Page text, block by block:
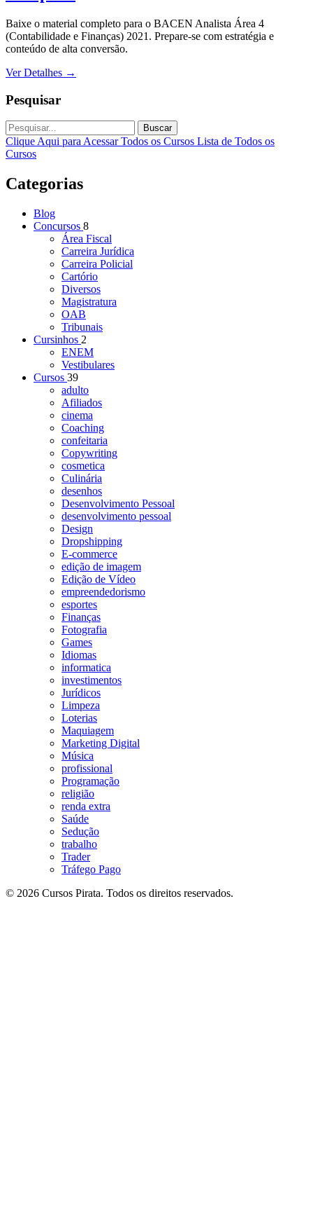
Baixe o material completo para o BACEN Analista Área 4
(Contabilidade e Finanças) 2021. Prepare-se com estratégia e
conteúdo de alta conversão.
Ver Detalhes →
Pesquisar
Buscar
Clique Aqui para Acessar Todos os Cursos Lista de Todos os
Cursos
Categorias
Blog
Concursos 8
Área Fiscal
Carreira Jurídica
Carreira Policial
Cartório
Diversos
Magistratura
OAB
Tribunais
Cursinhos 2
ENEM
Vestibulares
Cursos 39
adulto
Afiliados
cinema
Coaching
confeitaria
Copywriting
cosmetica
Culinária
desenhos
Desenvolvimento Pessoal
desenvolvimento pessoal
Design
Dropshipping
E-commerce
edição de imagem
Edição de Vídeo
empreendedorismo
esportes
Finanças
Fotografia
Games
Idiomas
informatica
investimentos
Jurídicos
Limpeza
Loterias
Maquiagem
Marketing Digital
Música
profissional
Programação
religião
renda extra
Saúde
Sedução
trabalho
Trader
Tráfego Pago
© 2026 Cursos Pirata. Todos os direitos reservados.